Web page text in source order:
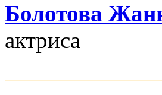
Болотова
актриса